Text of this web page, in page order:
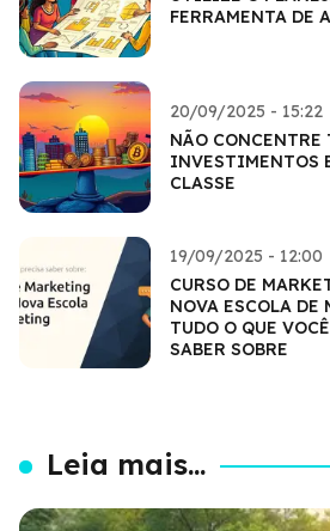
FERRAMENTA DE
20/09/2025 - 15:22
NÃO CONCENTRE
INVESTIMENTOS
CLASSE
19/09/2025 - 12:00
CURSO DE
NOVA ESCOLA DE
TUDO O QUE
SABER SOBRE
Leia mais...